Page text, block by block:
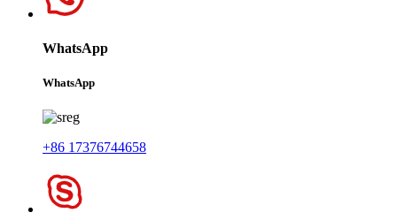
WhatsApp
WhatsApp
+86 17376744658